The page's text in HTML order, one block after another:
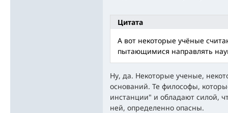
Цитата
А вот некоторые учёные
пытающимися направлять
Ну, да. Некоторые ученые,
оснований. Те философы,
инстанции" и обладают силой,
ней, определенно опасны.